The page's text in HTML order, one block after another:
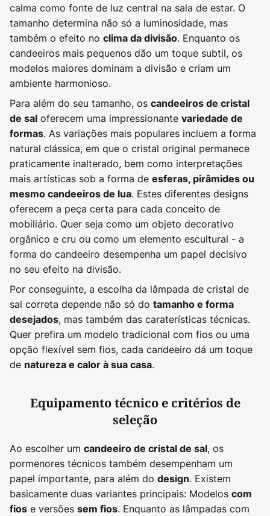
calma como fonte de luz central na sala de estar. O
tamanho determina não só a luminosidade, mas
também o efeito no clima da divisão. Enquanto os
candeeiros mais pequenos dão um toque subtil, os
modelos maiores dominam a divisão e criam um
ambiente harmonioso.
Para além do seu tamanho, os candeeiros de cristal
de sal oferecem uma impressionante variedade de
formas. As variações mais populares incluem a forma
natural clássica, em que o cristal original permanece
praticamente inalterado, bem como interpretações
mais artísticas sob a forma de esferas, pirâmides ou
mesmo candeeiros de lua. Estes diferentes designs
oferecem a peça certa para cada conceito de
mobiliário. Quer seja como um objeto decorativo
orgânico e cru ou como um elemento escultural - a
forma do candeeiro desempenha um papel decisivo
no seu efeito na divisão.
Por conseguinte, a escolha da lâmpada de cristal de
sal correta depende não só do tamanho e forma
desejados, mas também das caraterísticas técnicas.
Quer prefira um modelo tradicional com fios ou uma
opção flexível sem fios, cada candeeiro dá um toque
de natureza e calor à sua casa.
Equipamento técnico e critérios de
seleção
Ao escolher um candeeiro de cristal de sal, os
pormenores técnicos também desempenham um
papel importante, para além do design. Existem
basicamente duas variantes principais: Modelos com
fios e versões sem fios. Enquanto as lâmpadas com